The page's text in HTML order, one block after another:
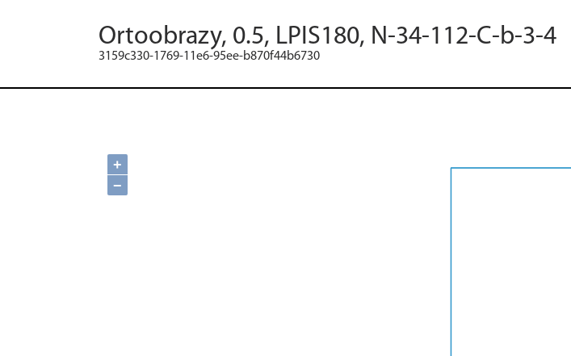
Ortoobrazy, 0.5, LPIS180, N-34-112-C-b-3-4
3159c330-1769-11e6-95ee-b870f44b6730
+
−